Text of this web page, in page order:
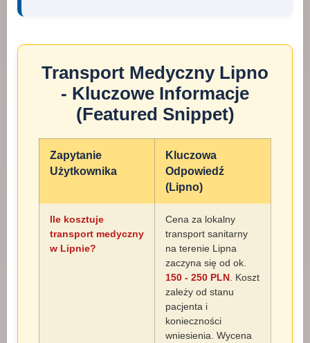
Transport Medyczny Lipno
- Kluczowe Informacje
(Featured Snippet)
Zapytanie
Użytkownika
Kluczowa
Odpowiedź
(Lipno)
Ile kosztuje
transport medyczny
w Lipnie?
Cena za lokalny
transport sanitarny
na terenie Lipna
zaczyna się od ok.
150 - 250 PLN . Koszt
zależy od stanu
pacjenta i
konieczności
wniesienia. Wycena